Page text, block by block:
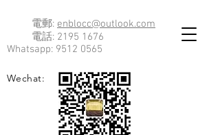
電郵: enblocc@outlook.com
電話: 2195 1676
Whatsapp: 9512 0565
Wechat: